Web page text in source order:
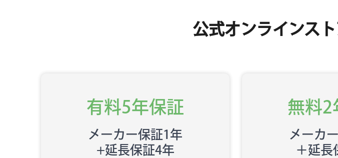
公式オンラインス
有料5年保証
メーカー保証1年
+延長保証4年
無料2
メーカ
＋延長